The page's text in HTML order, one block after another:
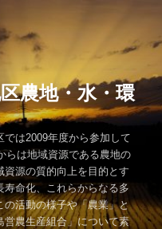
農地・水・環
は2009年度から参加して
らは地域資源である農地の
源の質的向上を目的とす
命化、これらからなる多
の活動の様子や「農業」と
営農生産組合」について素